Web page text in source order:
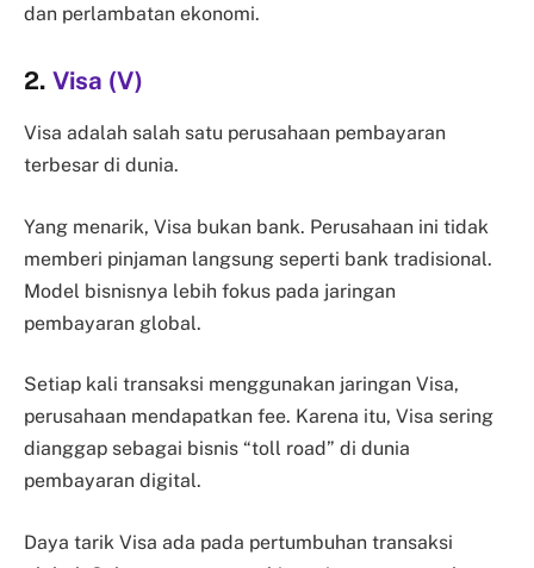
dan perlambatan ekonomi.
2. Visa (V)
Visa adalah salah satu perusahaan pembayaran
terbesar di dunia.
Yang menarik, Visa bukan bank. Perusahaan ini tidak
memberi pinjaman langsung seperti bank tradisional.
Model bisnisnya lebih fokus pada jaringan
pembayaran global.
Setiap kali transaksi menggunakan jaringan Visa,
perusahaan mendapatkan fee. Karena itu, Visa sering
dianggap sebagai bisnis “toll road” di dunia
pembayaran digital.
Daya tarik Visa ada pada pertumbuhan transaksi